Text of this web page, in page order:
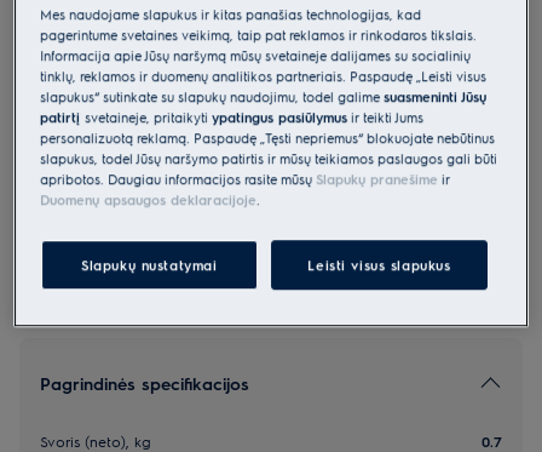
EVSB1
Vakuumavimo maišiukų rinkinys -
50vnt.
0 (0)
*Produkto puslapio galerijoje pateiktos nuotraukos
ir vaizdo įrašai yra tik iliustraciniai ir gali netiksliai
Pagrindinės specifikacijos
Svoris (neto), kg 0.7
Mes naudojame slapukus ir kitas panašias technologijas, kad
pagerintume svetainės veikimą, taip pat reklamos ir rinkodaros tikslais.
Informacija apie Jūsų naršymą mūsų svetainėje dalijamės su socialinių
tinklų, reklamos ir duomenų analitikos partneriais. Paspaudę „Leisti visus
slapukus“ sutinkate su slapukų naudojimu, todėl galimesuasmeninti Jūsų
patirtįsvetainėje, pritaikytiypatingus pasiūlymus ir teikti Jums
personalizuotą reklamą. Paspaudę „Tęsti nepriėmus“ blokuojate nebūtinus
slapukus, todėl Jūsų naršymo patirtis ir mūsų teikiamos paslaugos gali būti
apribotos. Daugiau informacijos rasite mūsų Slapukų pranešime ir
Duomenų apsaugos deklaracijoje
Slapukų nustatymai Leisti visus slapukus